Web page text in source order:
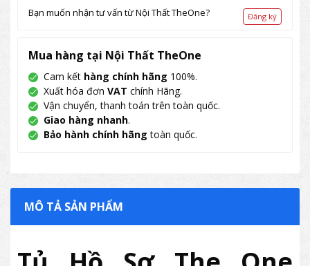
Bạn muốn nhận tư vấn từ Nội Thất TheOne? Đăng ký
Mua hàng tại Nội Thất TheOne
Cam kết hàng chính hãng 100%.
Xuất hóa đơn VAT chính Hãng.
Vận chuyển, thanh toán trên toàn quốc.
Giao hàng nhanh.
Bảo hành chính hãng toàn quốc.
MÔ TẢ SẢN PHẨM